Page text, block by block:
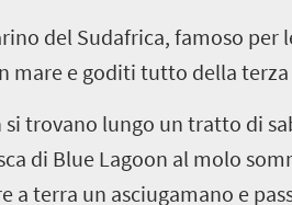
del Sudafrica, famoso per
mare e goditi tutto della
si trovano lungo un tratto di
di Blue Lagoon al molo
a terra un asciugamano e